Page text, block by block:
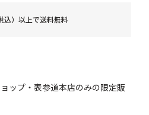
込）以上で送料無料
ップ・表参道本店のみの限定販